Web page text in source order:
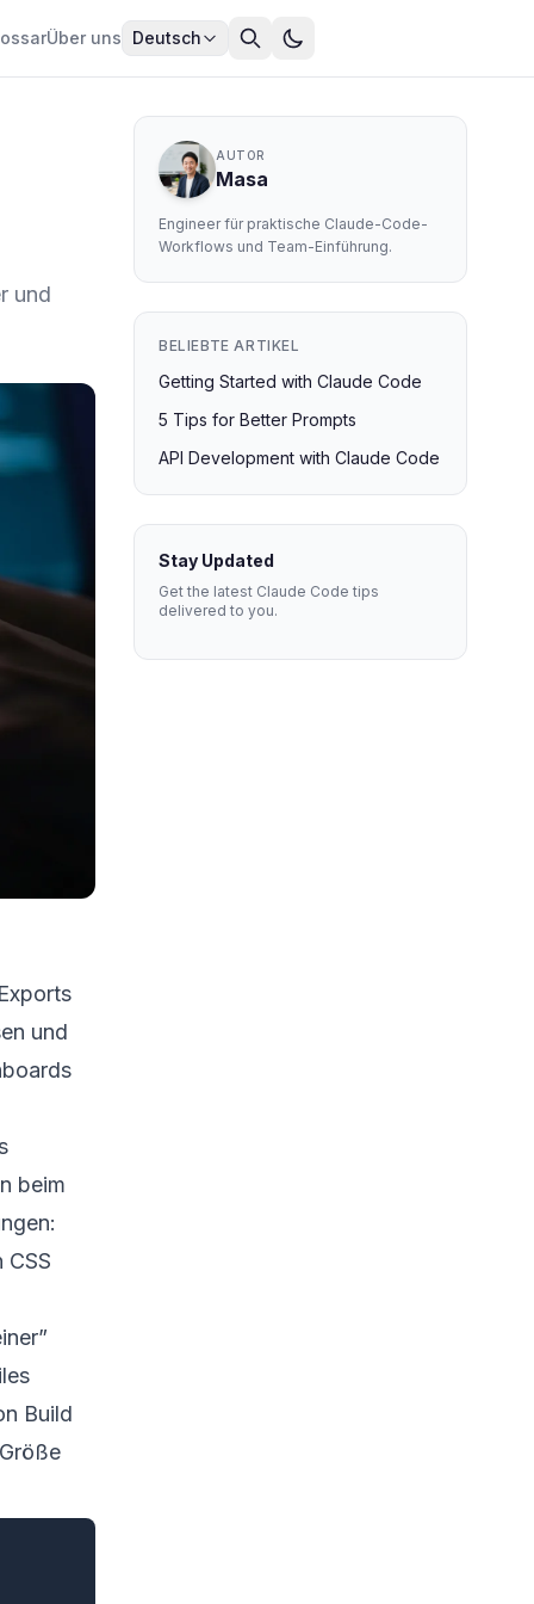
Über uns Deutsch
und
und
beim
CSS
Build
AUTOR
Masa
Engineer für praktische Claude-Code-
Workflows und Team-Einführung.
BELIEBTE ARTIKEL
Getting Started with Claude Code
5 Tips for Better Prompts
API Development with Claude Code
Stay Updated
Get the latest Claude Code tips
delivered to you.